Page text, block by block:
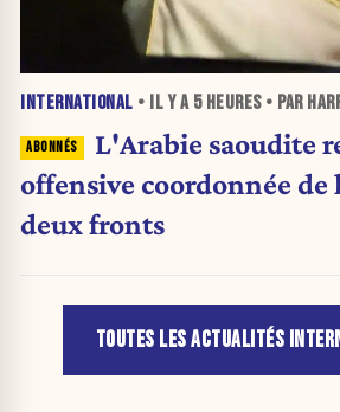
INTERNATIONAL • IL Y A 5 HEURES• PAR
L'Arabie saoudite
offensive coordonnée
deux fronts
TOUTES LES ACTUALITÉS